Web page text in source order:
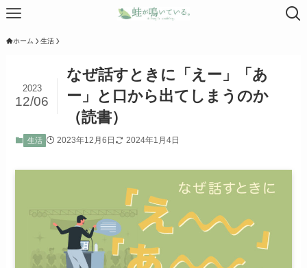
ホーム 生活
なぜ話すときに「えー」「あ
ー」と口から出てしまうのか
（読書）
2023
12/06
生活 2023年12月6日 2024年1月4日